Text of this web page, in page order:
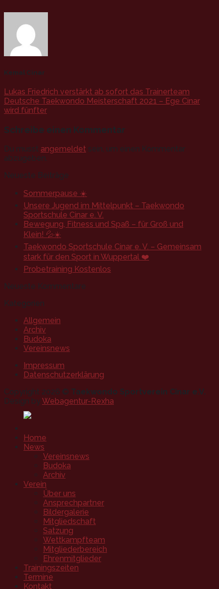
Kemal Cinar
Lukas Friedrich verstärkt ab sofort das Trainerteam
Deutsche Taekwondo Meisterschaft 2021 – Ege Cinar
wird fünfter
Schreibe einen Kommentar
Du musst angemeldet sein, um einen Kommentar
abzugeben.
Neueste Beiträge
Sommerpause ☀️
Unsere Jugend im Mittelpunkt – Taekwondo
Sportschule Cinar e. V.
Bewegung, Fitness und Spaß – für Groß und
Klein! 💦☀️
Taekwondo Sportschule Cinar e. V. – Gemeinsam
stark für den Sport in Wuppertal ❤️
Probetraining Kostenlos
Neueste Kommentare
Kategorien
Allgemein
Archiv
Budoka
Vereinsnews
Impressum
Datenschutzerklärung
Copyright 2026 © Taekwondo Sportverein Cinar e.V.
Design byWebagentur-Rexha
Home
News
Vereinsnews
Budoka
Archiv
Verein
Über uns
Ansprechpartner
Bildergalerie
Mitgliedschaft
Satzung
Wettkampfteam
Mitgliederbereich
Ehrenmitglieder
Trainingszeiten
Termine
Kontakt